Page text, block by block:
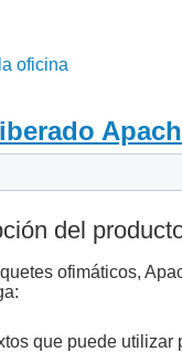
oficina
del
ofimáticos,
que puede